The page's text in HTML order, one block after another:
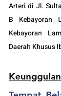
Arteri di Jl.
B Kebayoran
Kebayoran
Daerah Khusus